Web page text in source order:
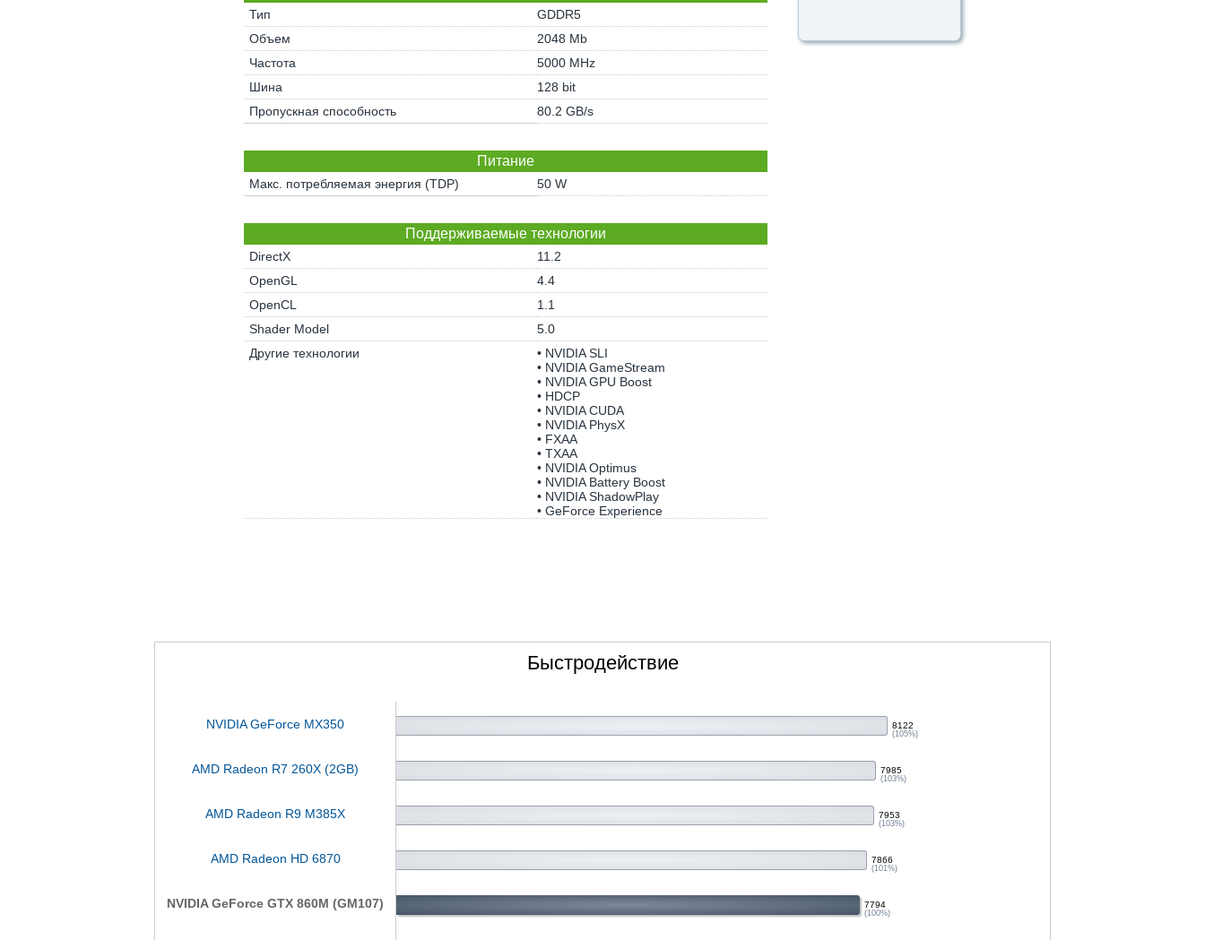
Тип
GDDR5
Объем
2048 Mb
Частота
5000 MHz
Шина
128 bit
Пропускная способность
80.2 GB/s
Питание
Макс. потребляемая энергия (TDP) 50 W
Поддерживаемые технологии
DirectX
11.2
OpenGL
4.4
OpenCL
1.1
Shader Model
5.0
Другие технологии
• NVIDIA SLI
• NVIDIA GameStream
• NVIDIA GPU Boost
• HDCP
• NVIDIA CUDA
• NVIDIA PhysX
• FXAA
• TXAA
• NVIDIA Optimus
• NVIDIA Battery Boost
• NVIDIA ShadowPlay
• GeForce Experience
Быстродействие
NVIDIA GeForce MX350 8122
(105%)
AMD Radeon R7 260X (2GB) 7985
(103%)
AMD Radeon R9 M385X 7953
(103%)
AMD Radeon HD 6870 7866
(101%)
NVIDIA GeForce GTX 860M (GM107) 7794
(100%)